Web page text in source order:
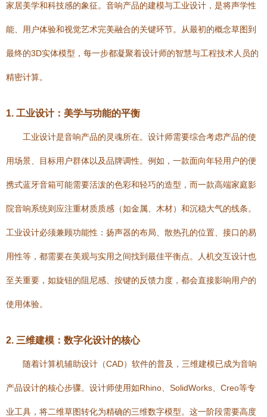
家居美学和科技感的象征。音响产品的建模与工业设计，是将声学性
能、用户体验和视觉艺术完美融合的关键环节。从最初的概念草图到
最终的3D实体模型，每一步都凝聚着设计师的智慧与工程技术人员的
精密计算。
1. 工业设计：美学与功能的平衡
工业设计是音响产品的灵魂所在。设计师需要综合考虑产品的使
用场景、目标用户群体以及品牌调性。例如，一款面向年轻用户的便
携式蓝牙音箱可能需要活泼的色彩和轻巧的造型，而一款高端家庭影
院音响系统则应注重材质质感（如金属、木材）和沉稳大气的线条。
工业设计必须兼顾功能性：扬声器的布局、散热孔的位置、接口的易
用性等，都需要在美观与实用之间找到最佳平衡点。人机交互设计也
至关重要，如旋钮的阻尼感、按键的反馈力度，都会直接影响用户的
使用体验。
2. 三维建模：数字化设计的核心
随着计算机辅助设计（CAD）软件的普及，三维建模已成为音响
产品设计的核心步骤。设计师使用如Rhino、SolidWorks、Creo等专
业工具，将二维草图转化为精确的三维数字模型。这一阶段需要高度